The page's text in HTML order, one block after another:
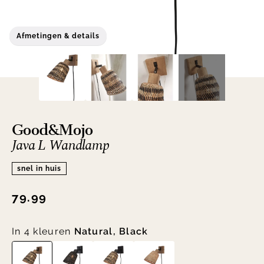
Afmetingen & details
Good&Mojo
Java L Wandlamp
snel in huis
79.99
In 4 kleuren Natural, Black